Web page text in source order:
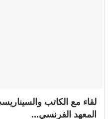
لقاء مع الكاتب
المعهد الفرنسي...